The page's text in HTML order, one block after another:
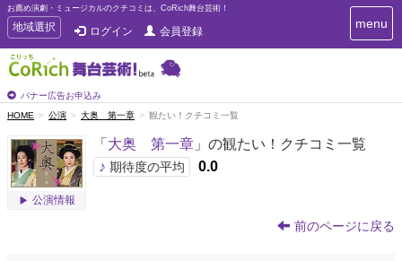
お薦め演劇・ミュージカルのクチコミは、CoRich舞台芸術！
T
o
g
g
e
n
v
i
g
地域選択 ログイン 会員登録
バナー広告お申込み
T
o
a
a
menu
HOME 公演 大奥 第一章 観たい！クチコミ一覧
公演情報
「 大奥 第一章 」の観たい！クチコミ一覧
♪ 期待度の平均 0.0
前のページに戻る